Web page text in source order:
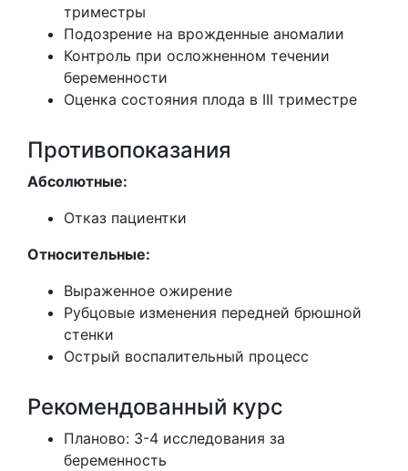
триместры
Подозрение на врожденные аномалии
Контроль при осложненном течении
беременности
Оценка состояния плода в III триместре
Противопоказания
Абсолютные:
Отказ пациентки
Относительные:
Выраженное ожирение
Рубцовые изменения передней брюшной
стенки
Острый воспалительный процесс
Рекомендованный курс
Планово: 3-4 исследования за
беременность